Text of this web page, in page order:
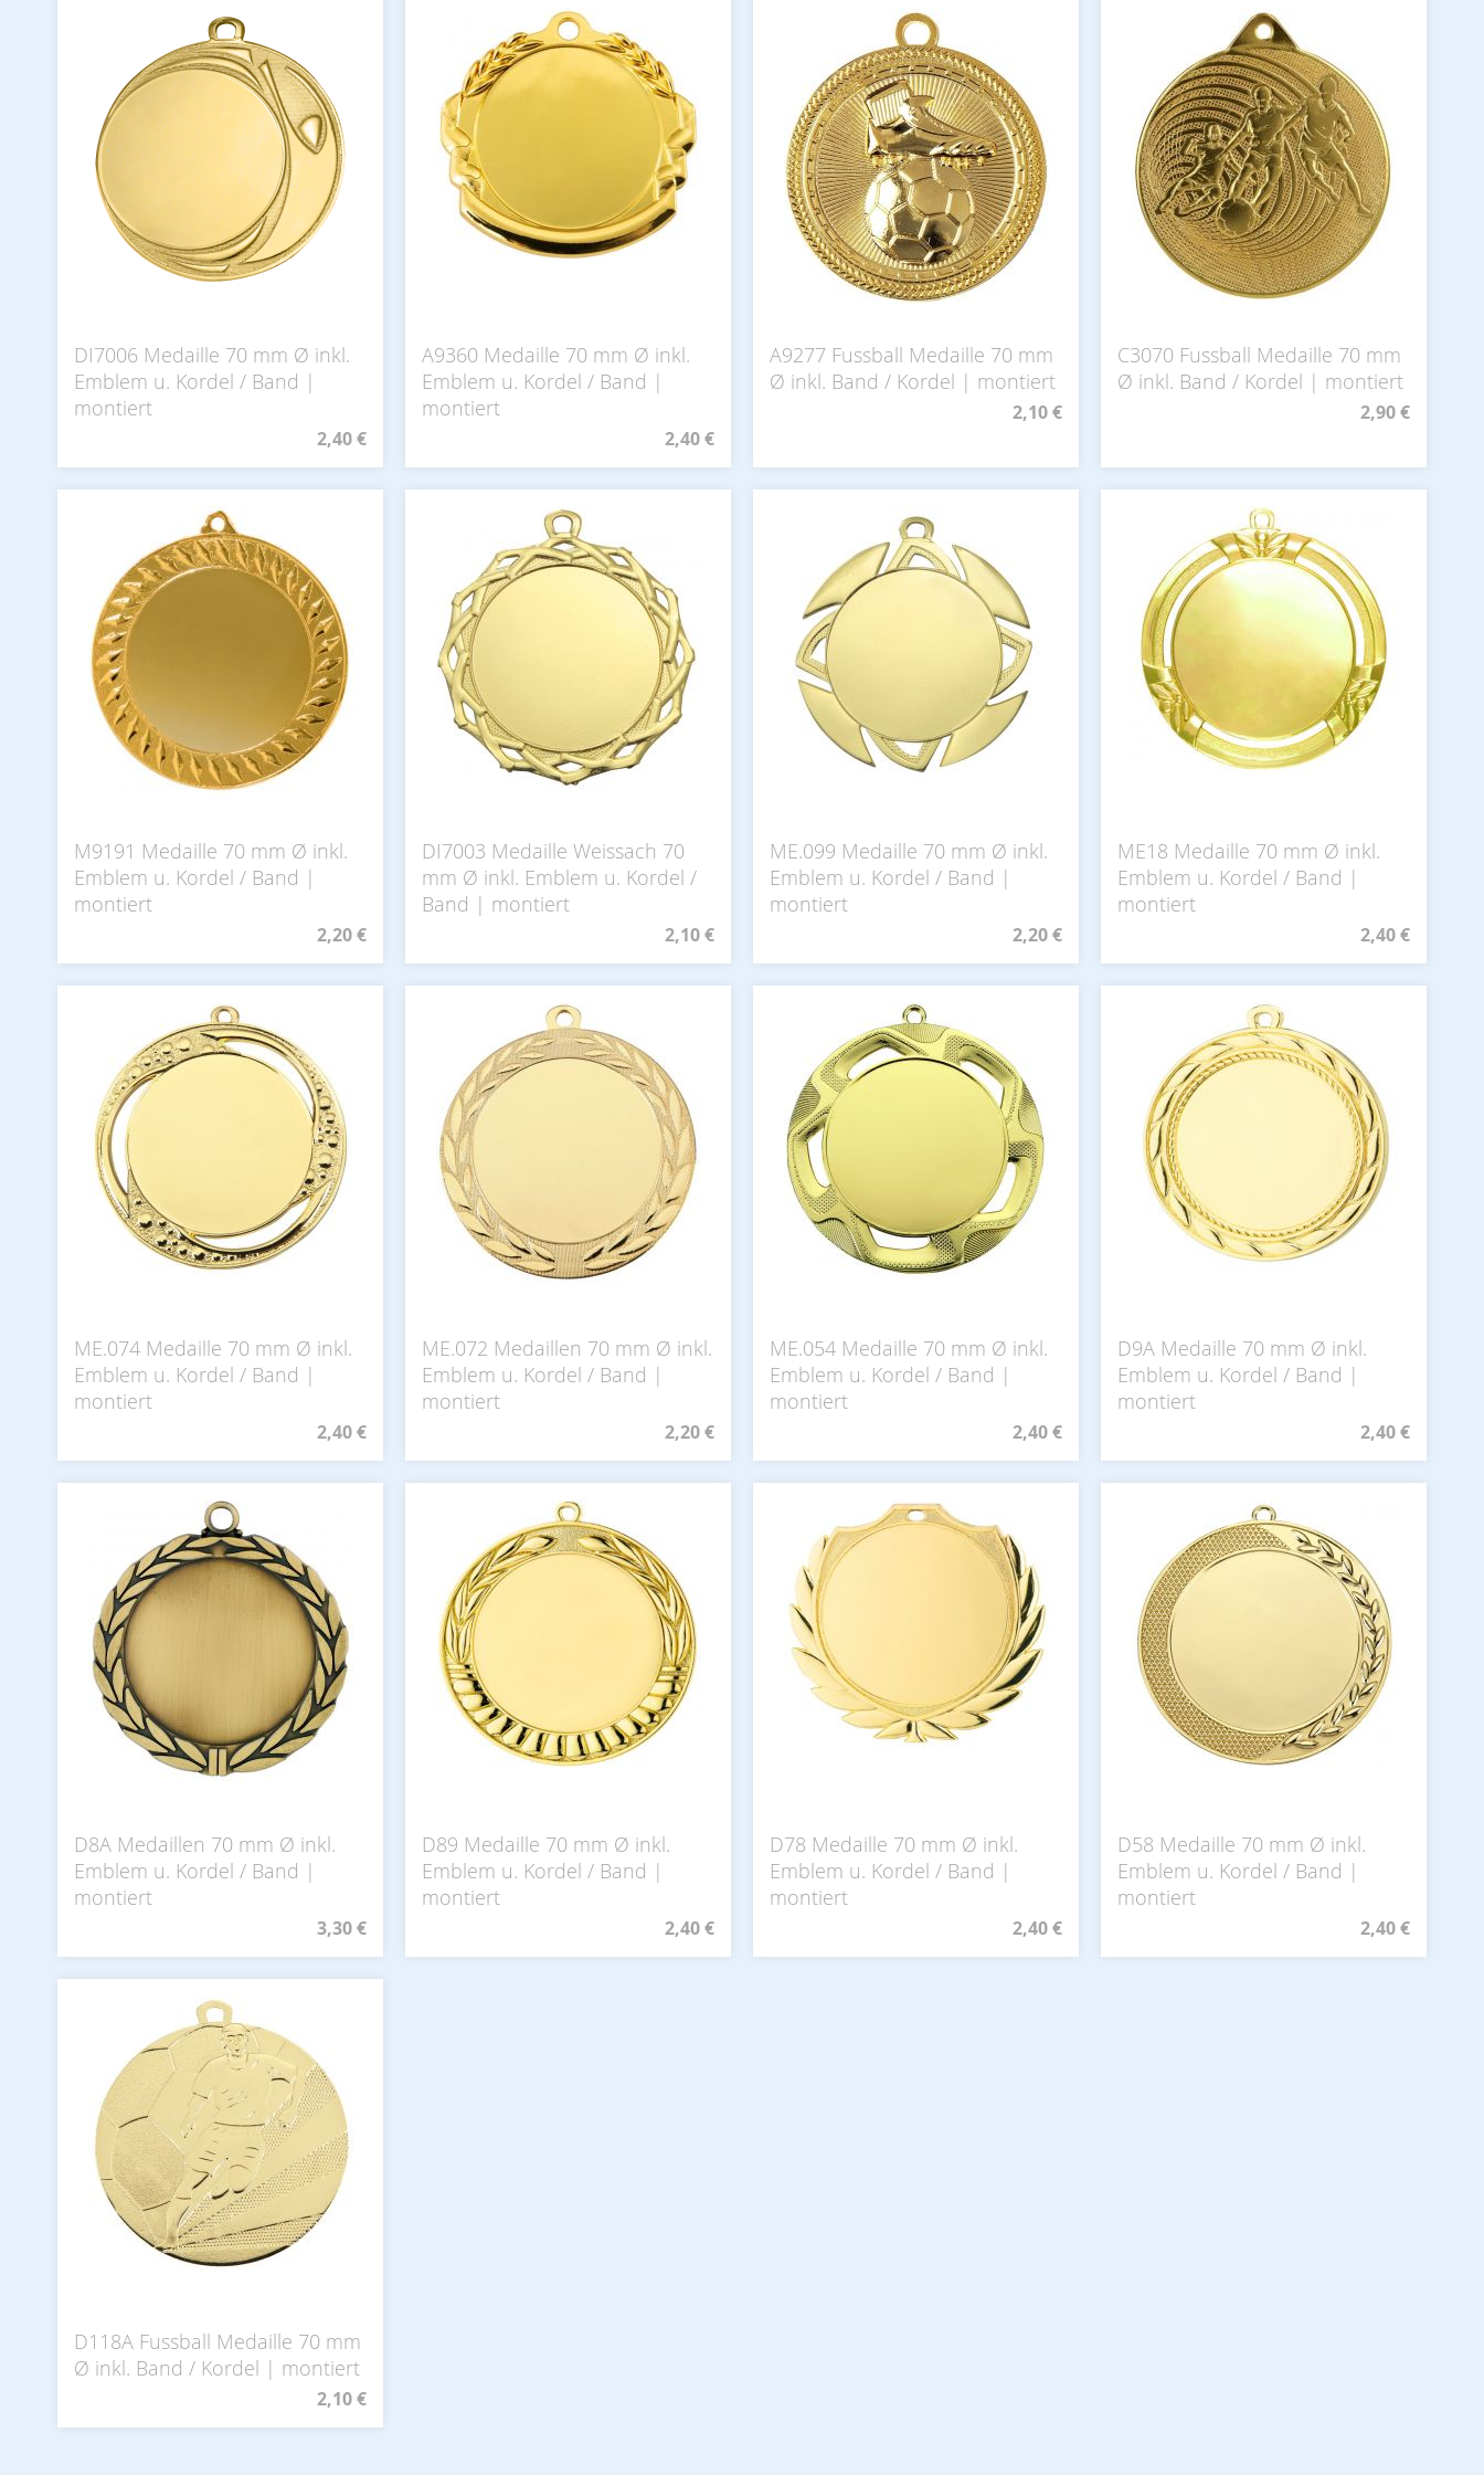
DI7006 Medaille 70 mm Ø inkl.
Emblem u. Kordel / Band |
montiert
2,40 €
A9360 Medaille 70 mm Ø inkl.
Emblem u. Kordel / Band |
montiert
2,40 €
A9277 Fussball Medaille 70 mm
Ø inkl. Band / Kordel | montiert
2,10 €
C3070 Fussball Medaille 70 mm
Ø inkl. Band / Kordel | montiert
2,90 €
M9191 Medaille 70 mm Ø inkl.
Emblem u. Kordel / Band |
montiert
2,20 €
DI7003 Medaille Weissach 70
mm Ø inkl. Emblem u. Kordel /
Band | montiert
2,10 €
ME.099 Medaille 70 mm Ø inkl.
Emblem u. Kordel / Band |
montiert
2,20 €
ME18 Medaille 70 mm Ø inkl.
Emblem u. Kordel / Band |
montiert
2,40 €
ME.074 Medaille 70 mm Ø inkl.
Emblem u. Kordel / Band |
montiert
2,40 €
ME.072 Medaillen 70 mm Ø inkl.
Emblem u. Kordel / Band |
montiert
2,20 €
ME.054 Medaille 70 mm Ø inkl.
Emblem u. Kordel / Band |
montiert
2,40 €
D9A Medaille 70 mm Ø inkl.
Emblem u. Kordel / Band |
montiert
2,40 €
D8A Medaillen 70 mm Ø inkl.
Emblem u. Kordel / Band |
montiert
3,30 €
D89 Medaille 70 mm Ø inkl.
Emblem u. Kordel / Band |
montiert
2,40 €
D78 Medaille 70 mm Ø inkl.
Emblem u. Kordel / Band |
montiert
2,40 €
D58 Medaille 70 mm Ø inkl.
Emblem u. Kordel / Band |
montiert
2,40 €
D118A Fussball Medaille 70 mm
Ø inkl. Band / Kordel | montiert
2,10 €